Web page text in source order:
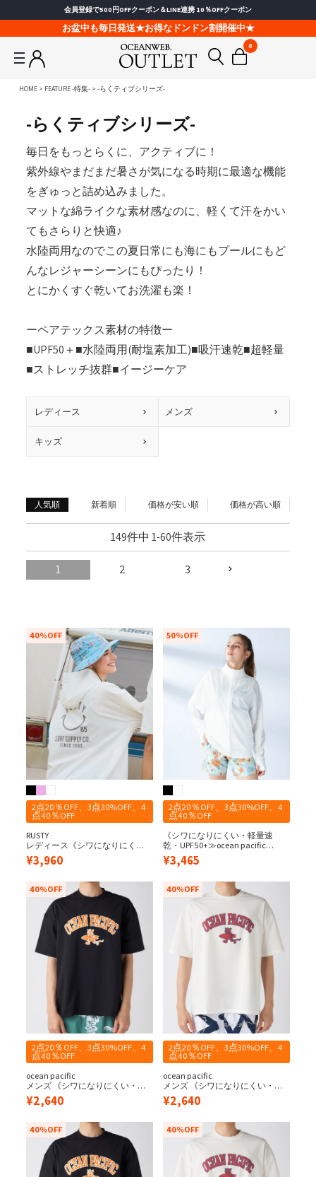
会員登録で500円OFFクーポン＆LINE連携 10％OFFクーポン
お盆中も毎日発送★お得なドンドン割開催中★
0
HOME FEATURE -特集- -らくティブシリーズ-
-らくティブシリーズ-
毎日をもっとらくに、アクティブに！
紫外線やまだまだ暑さが気になる時期に最適な機能
をぎゅっと詰め込みました。
マットな綿ライクな素材感なのに、軽くて汗をかい
てもさらりと快適♪
水陸両用なのでこの夏日常にも海にもプールにもど
んなレジャーシーンにもぴったり！
とにかくすぐ乾いてお洗濯も楽！
ーペアテックス素材の特徴ー
■UPF50＋■水陸両用(耐塩素加工)■吸汗速乾■超軽量
■ストレッチ抜群■イージーケア
レディース メンズ
キッズ
人気順 新着順 価格が安い順 価格が高い順
149件中 1-60件表示
1 2 3
2点20％OFF、3点30%OFF、4
点40％OFF
RUSTY
レディース《シワになりにく
い・軽量速乾・UPF50+≫ペアテ
ックス 水陸両用 バックニコちゃ
40%OFF
¥3,960
2点20％OFF、3点30%OFF、4
点40％OFF
《シワになりにくい・軽量速
乾・UPF50+≫ocean pacific
レディース 水陸両用/UPF50＋ペ
アテックスラッシュガード 立ち
50%OFF
¥3,465
2点20％OFF、3点30%OFF、4
点40％OFF
ocean pacific
メンズ 《シワになりにくい・軽
量速乾・UPF50+≫ペアテックス
水陸両用 サーフキャラクターTシ
40%OFF
¥2,640
2点20％OFF、3点30%OFF、4
点40％OFF
ocean pacific
メンズ 《シワになりにくい・軽
量速乾・UPF50+≫ペアテックス
水陸両用 サーフキャラクターTシ
40%OFF
¥2,640
40%OFF 40%OFF